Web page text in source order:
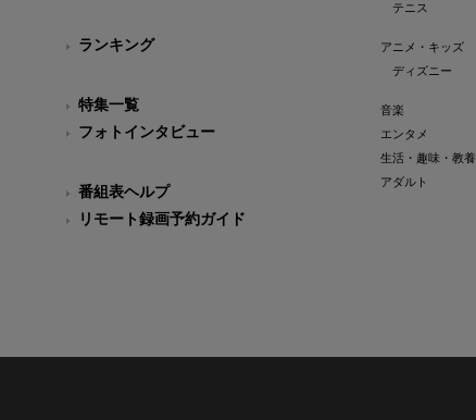
ランキング
特集一覧
フォトインタビュー
番組表ヘルプ
リモート録画予約ガイド
テニス
アニメ・キッズ
ディズニー
音楽
エンタメ
生活・趣味・教養
アダルト